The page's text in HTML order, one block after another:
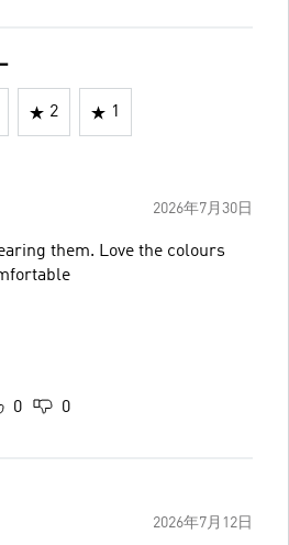
2 1
2026年7月30日
them. Love the colours
0 0
2026年7月12日